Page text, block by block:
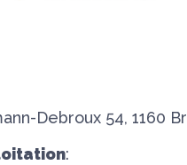
Debroux 54, 1160
: